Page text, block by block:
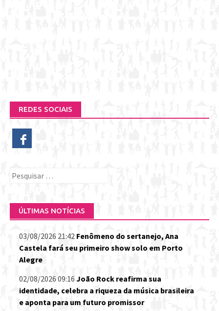
REDES SOCIAIS
Pesquisar
ÚLTIMAS NOTÍCIAS
03/08/2026 21:42 Fenômeno do sertanejo, Ana
Castela fará seu primeiro show solo em Porto
Alegre
02/08/2026 09:16 João Rock reafirma sua
identidade, celebra a riqueza da música brasileira
e aponta para um futuro promissor